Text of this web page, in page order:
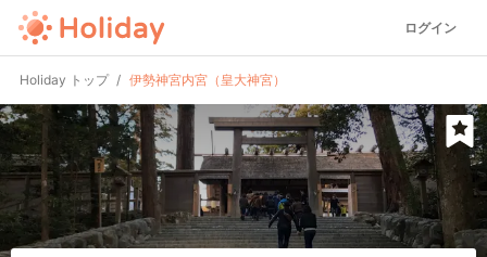
ログイン
Holiday トップ 伊勢神宮内宮（皇大神宮）